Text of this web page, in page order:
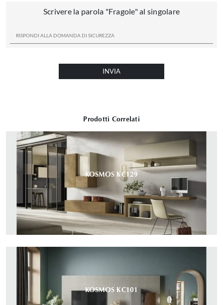
Prodotti Correlati
KOSMOS KC129
KOSMOS KC101
Scrivere la parola "Fragole" al singolare
INVIA